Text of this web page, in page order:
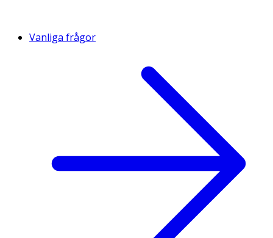
Vanliga frågor